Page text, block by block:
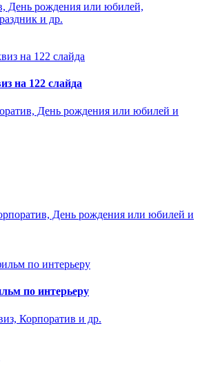
День рождения или юбилей,
и др.
на 122 слайда
День рождения или юбилей и
День рождения или юбилей и
по интерьеру
Корпоратив и др.